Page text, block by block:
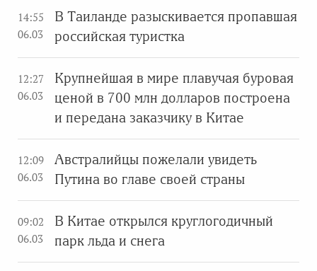
14:55
06.03
В Таиланде разыскивается пропавшая
российская туристка
12:27
06.03
Крупнейшая в мире плавучая буровая
ценой в 700 млн долларов построена
и передана заказчику в Китае
12:09
06.03
Австралийцы пожелали увидеть
Путина во главе своей страны
09:02
06.03
В Китае открылся круглогодичный
парк льда и снега